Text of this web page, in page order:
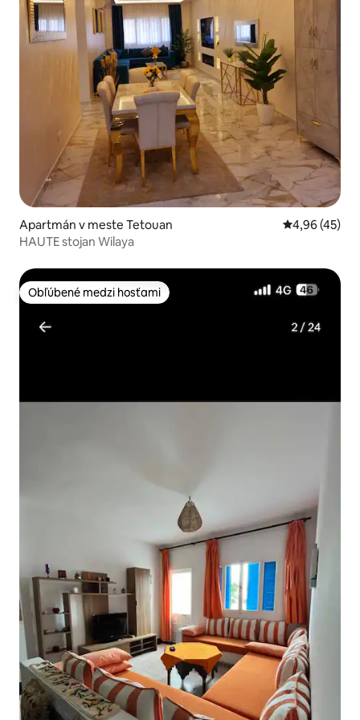
Apartmán v meste Tetouan Priemerné
4,96 (45)
HAUTE stojan Wilaya
Obľúbené medzi hosťami
Obľúbené medzi hosťami